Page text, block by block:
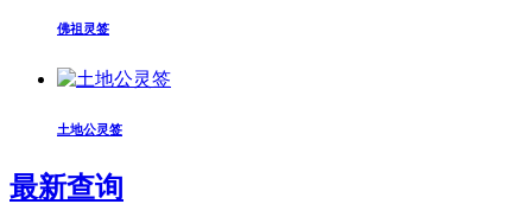
佛祖灵签
土地公灵签
最新查询